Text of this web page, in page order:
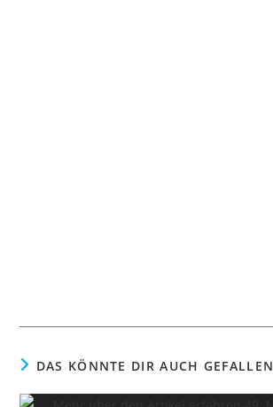
DAS KÖNNTE DIR AUCH GEFALLEN